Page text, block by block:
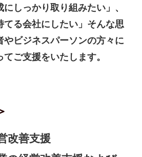
しっかり取り組みたい」、
てる会社にしたい」そんな思
やビジネスパーソンの方々に
ご支援をいたします。
改善支援